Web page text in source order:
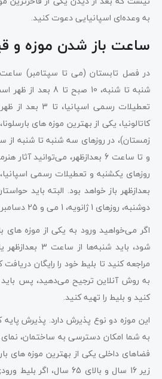
به وعده‌ای اسپانیایی دعوت کنید.
ساعت باز شدن موزه و
در فصل تابستان (می تا سپتامبر)
شنبه تا شنبه، 10
تعطیلات رسمی
کاتالونیا، یکی از بهترین موزه های
و تا ساعت 6 بعدازظهر، می‌توانید
بعدازظهر باز خواهد بود. البته باید
دوشنبه، روزهای 1 ژانویه، 1 می و 25 دسامبر تعطیل است.
اگر می‌خواهید ورود به یکی از موزه های
شود، باید
مراجعه کنید تا بلیط خود را رایگان
به روش آنلاین ترجیح می‌دهید، پس
کنید و بلیط را تهیه کنید.
به شما امکان دسترسی به ساختمان،
فضاهای داخلی یکی از بهترین موزه های
زیر 16 سال و بالای 65 سال،